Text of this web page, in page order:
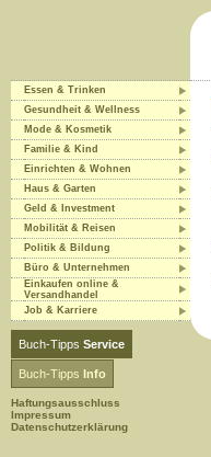
Essen & Trinken
Gesundheit & Wellness
Mode & Kosmetik
Familie & Kind
Einrichten & Wohnen
Haus & Garten
Geld & Investment
Mobilität & Reisen
Politik & Bildung
Büro & Unternehmen
Einkaufen online &
Versandhandel
Job & Karriere
Buch-Tipps Service
Buch-Tipps Info
Haftungsausschluss
Impressum
Datenschutzerklärung